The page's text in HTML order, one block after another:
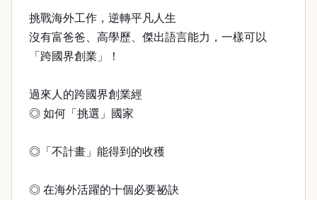
挑戰海外工作，逆轉平凡人生
沒有富爸爸、高學歷、傑出語言能力，一樣可以
「跨國界創業」！
過來人的跨國界創業經
◎ 如何「挑選」國家
◎「不計畫」能得到的收穫
◎ 在海外活躍的十個必要祕訣